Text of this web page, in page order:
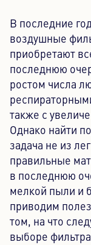
Контентный
Пресса
Карьера
Язык: Русский
В последние
воздушные
приобретают
последнюю
ростом числа
также с
Однако найти
задача не из
правильные
в последнюю
мелкой пыли и
приводим
том, на что
выборе